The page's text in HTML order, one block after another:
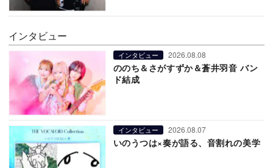
インタビュー
インタビュー 2026.08.08
ののち＆さがすずか＆蒼井羽音 バン
ド結成
インタビュー 2026.08.07
いのうつは×奏が語る、音割れの美学